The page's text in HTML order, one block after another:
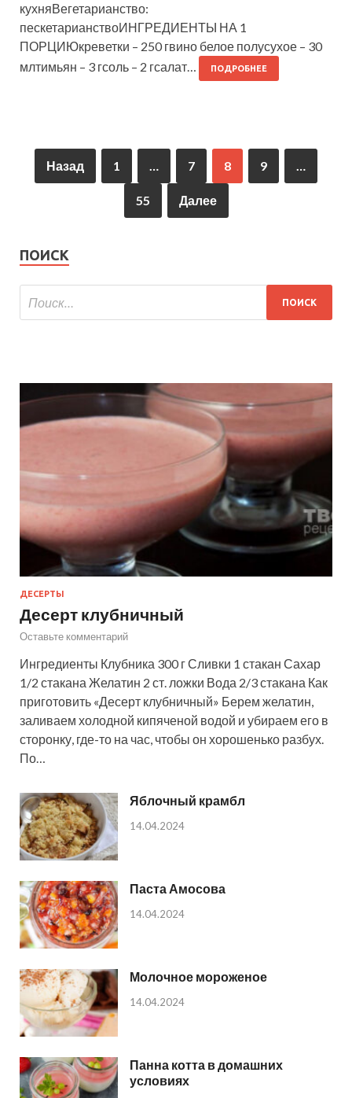
кухняВегетарианство:
пескетарианствоИНГРЕДИЕНТЫ НА 1
ПОРЦИЮкреветки – 250 гвино белое полусухое – 30
млтимьян – 3 гсоль – 2 гсалат…
ПОДРОБНЕЕ
Назад 1 … 7 8 9 …
55 Далее
ПОИСК
ДЕСЕРТЫ
Десерт клубничный
Оставьте комментарий
Ингредиенты Клубника 300 г Сливки 1 стакан Сахар
1/2 стакана Желатин 2 ст. ложки Вода 2/3 стакана Как
приготовить «Десерт клубничный» Берем желатин,
заливаем холодной кипяченой водой и убираем его в
сторонку, где-то на час, чтобы он хорошенько разбух.
По…
Яблочный крамбл
14.04.2024
Паста Амосова
14.04.2024
Молочное мороженое
14.04.2024
Панна котта в домашних
условиях